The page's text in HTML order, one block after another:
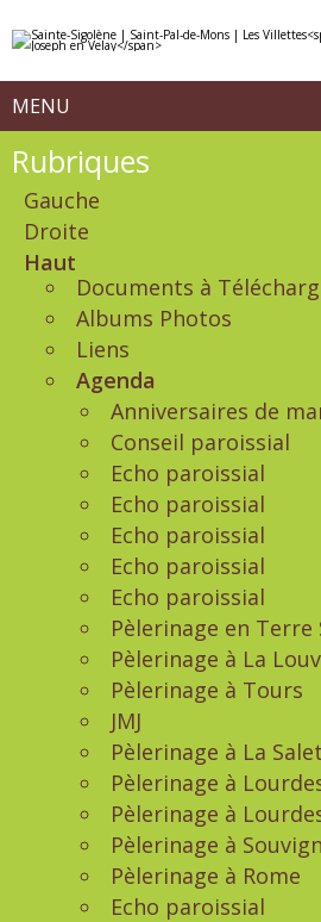
contenu.
la
MENU
Navigation
Rubriques
Gauche
Droite
Haut
Documents à
Albums Photos
Liens
Agenda
Anniversaires de
Conseil paroissial
Echo paroissial
Echo paroissial
Echo paroissial
Echo paroissial
Echo paroissial
Pèlerinage en Terre
Pèlerinage à La
Pèlerinage à Tours
JMJ
Pèlerinage à La
Pèlerinage à
Pèlerinage à
Pèlerinage à
Pèlerinage à Rome
Echo paroissial